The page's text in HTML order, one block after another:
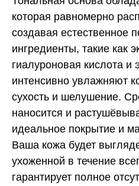
которая равномерно
создавая естественное
ингредиенты, такие как
гиалуроновая кислота и
интенсивно увлажняют
сухость и шелушение.
наносится и
идеальное покрытие и
Ваша кожа будет
ухоженной в течение
гарантирует полное